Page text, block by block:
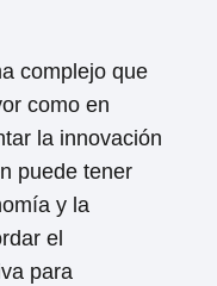
complejo que
como en
la innovación
puede tener
y la
el
para